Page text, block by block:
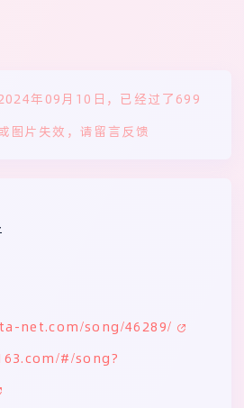
年09月10日，已经过了699
图片失效，请留言反馈
net.com/song/46289/
#/song?